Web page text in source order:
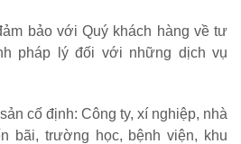
bảo với Quý khách hàng về tư
pháp lý đối với những dịch vụ
cố định: Công ty, xí nghiệp, nhà
bãi, trường học, bệnh viện, khu